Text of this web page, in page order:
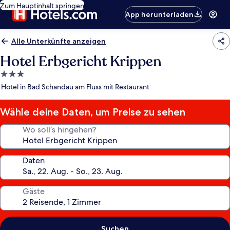
Zum Hauptinhalt springen
App herunterladen
Alle Unterkünfte anzeigen
Hotel Erbgericht Krippen
3.0-
Sterne-
Hotel in Bad Schandau am Fluss mit Restaurant
Wähle deine Daten, um Preise zu sehen
Wo soll’s hingehen?
Daten
Gäste